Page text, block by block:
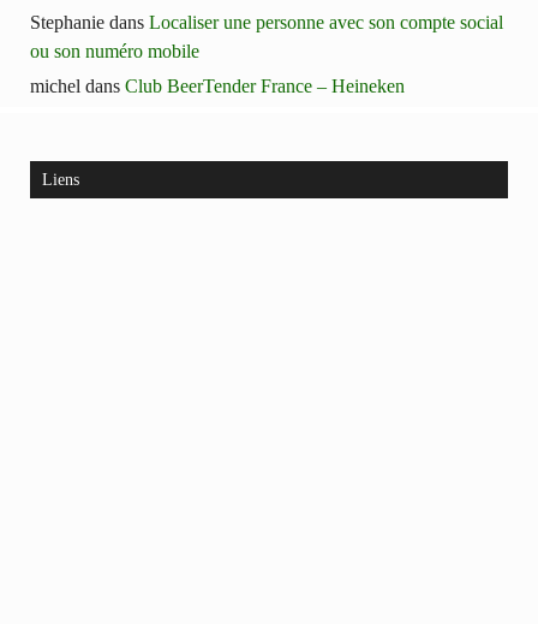
Stephanie dans Localiser une personne avec son compte social
ou son numéro mobile
michel dans Club BeerTender France – Heineken
Liens